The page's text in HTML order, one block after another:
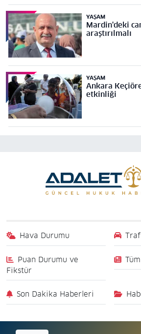
YAŞAM
Mardin'deki
araştırılmalı
YAŞAM
Ankara
etkinliği
Hava Durumu
Puan Durumu ve
Fikstür
Son Dakika Haberleri